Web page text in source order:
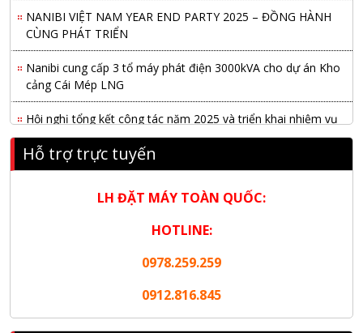
NANIBI VIỆT NAM YEAR END PARTY 2025 – ĐỒNG HÀNH
CÙNG PHÁT TRIỂN
Nanibi cung cấp 3 tổ máy phát điện 3000kVA cho dự án Kho
cảng Cái Mép LNG
Hội nghị tổng kết công tác năm 2025 và triển khai nhiệm vụ
NANIBI khai trương văn phòng Ninh Bình & kỷ niệm 15 năm
Nanibi Cung Cấp Động Cơ Weichai Cho Tàu Vận Tải Minh
KHAI XUÂN 2026 – KHỞI ĐẦU MAY MẮN, VỮNG BƯỚC
Hỗ trợ trực tuyến
LH ĐẶT MÁY TOÀN QUỐC:
HOTLINE:
0978.259.259
0912.816.845